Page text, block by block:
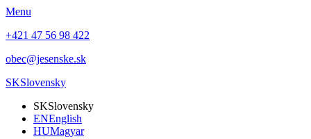
Menu
+421 47 56 98 422
obec@jesenske.sk
SKSlovensky
SKSlovensky
ENEnglish
HUMagyar